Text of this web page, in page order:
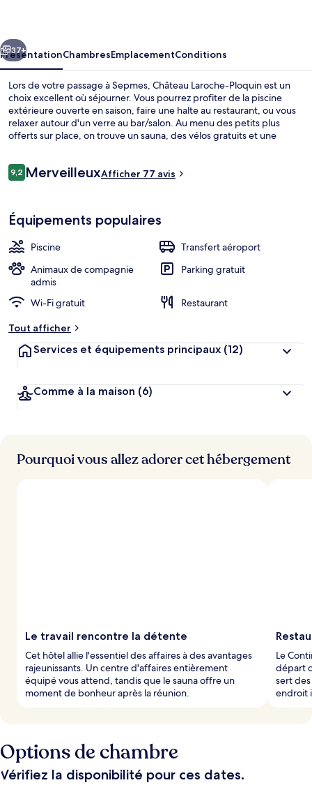
Suivant
37+
PrésentationChambresEmplacementConditions
Lors de votre passage à Sepmes, Château Laroche-Ploquin est un
choix excellent où séjourner. Vous pourrez profiter de la piscine
extérieure ouverte en saison, faire une halte au restaurant, ou vous
relaxer autour d'un verre au bar/salon. Au menu des petits plus
offerts sur place, on trouve un sauna, des vélos gratuits et une
Avis
voyageurs
9,29,2 sur 10
MerveilleuxAfficher 77 avis
Équipements populaires
Piscine
Transfert aéroport
Animaux de compagnie
admis
Parking gratuit
Wi-Fi gratuit
Restaurant
Tout afficher
Services et équipements principaux (12)
Comme à la maison (6)
Pourquoi vous allez adorer cet hébergement
Le travail rencontre la détente
Cet hôtel allie l'essentiel des affaires à des avantages
rajeunissants. Un centre d'affaires entièrement
équipé vous attend, tandis que le sauna offre un
moment de bonheur après la réunion.
Le
départ
sert
endroit
Options de chambre
Vérifiez la disponibilité pour ces dates.